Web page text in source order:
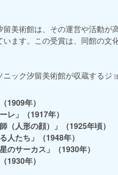
留美術館は、その運営や活動
ます。この受賞は、同館の文
ック汐留美術館が収蔵するジ
1909年）
レ」（1917年）
（人形の顔）」（1925年頃）
人たち」（1948年）
のサーカス」（1930年）
1930年）